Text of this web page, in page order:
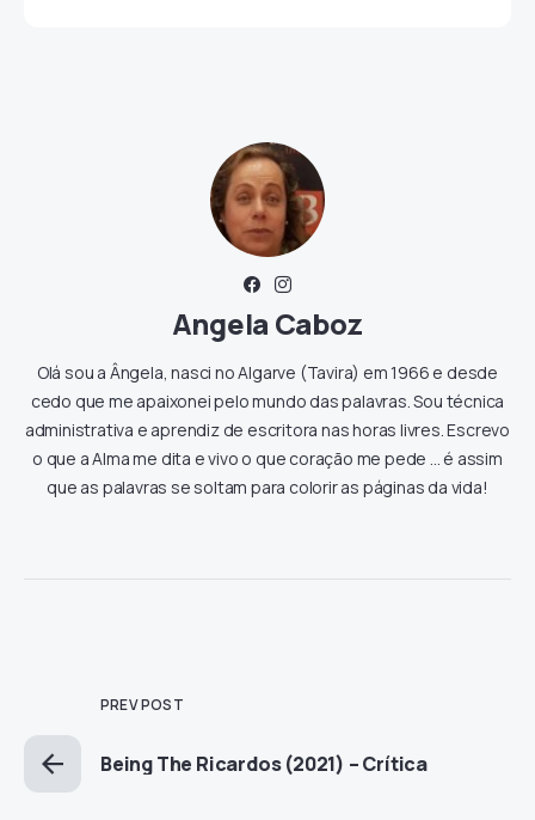
Angela Caboz
Olá sou a Ângela, nasci no Algarve (Tavira) em 1966 e desde
cedo que me apaixonei pelo mundo das palavras. Sou técnica
administrativa e aprendiz de escritora nas horas livres. Escrevo
o que a Alma me dita e vivo o que coração me pede ... é assim
que as palavras se soltam para colorir as páginas da vida!
PREV POST
Being The Ricardos (2021) – Crítica